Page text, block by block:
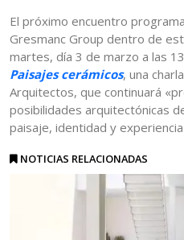
El próximo encuentro
Gresmanc Group dentro de
martes, día 3 de marzo a las
Paisajes cerámicos, una
Arquitectos, que continuará
posibilidades arquitectónicas
paisaje, identidad y
NOTICIAS RELACIONADAS